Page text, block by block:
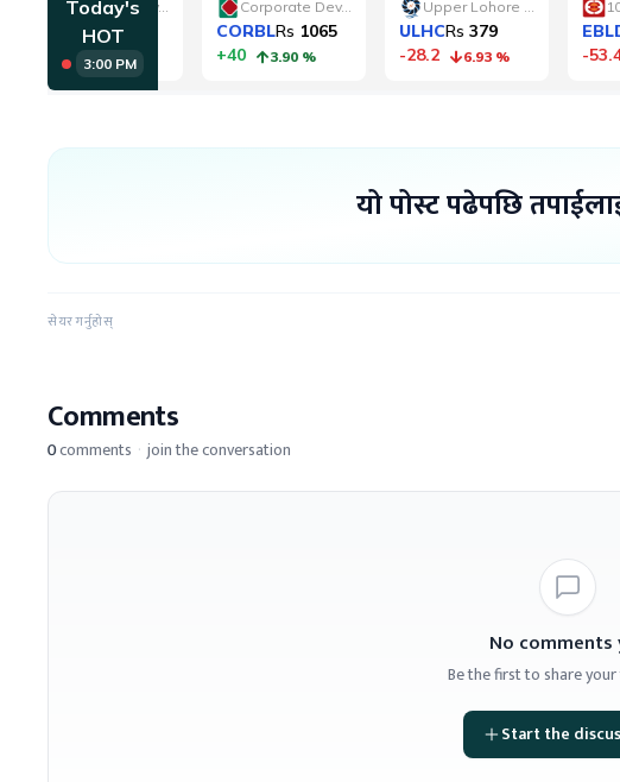
यो पोस्ट पढेपछि
सेयर गर्नुहोस्
Comments
0comments · join the conversation
No comments
Be the first to share
Start the